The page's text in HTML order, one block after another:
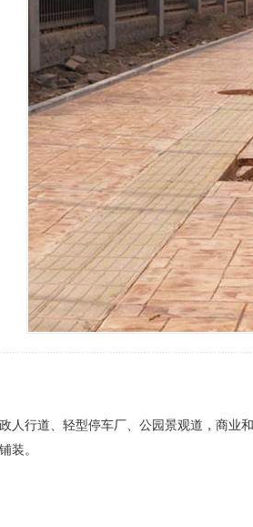
1
人行道、轻型停车厂、公园景观道，商业
装。